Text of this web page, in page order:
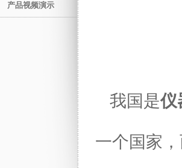
产品视频演示
我国是仪
一个国家